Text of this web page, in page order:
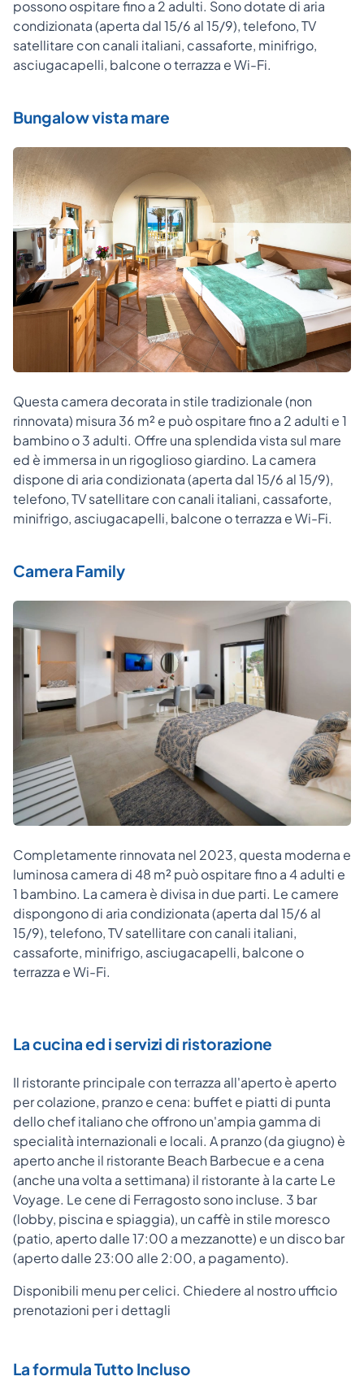
possono ospitare fino a 2 adulti. Sono dotate di aria
condizionata (aperta dal 15/6 al 15/9), telefono, TV
satellitare con canali italiani, cassaforte, minifrigo,
asciugacapelli, balcone o terrazza e Wi-Fi.
Bungalow vista mare
Questa camera decorata in stile tradizionale (non
rinnovata) misura 36 m² e può ospitare fino a 2 adulti e 1
bambino o 3 adulti. Offre una splendida vista sul mare
ed è immersa in un rigoglioso giardino. La camera
dispone di aria condizionata (aperta dal 15/6 al 15/9),
telefono, TV satellitare con canali italiani, cassaforte,
minifrigo, asciugacapelli, balcone o terrazza e Wi-Fi.
Camera Family
Completamente rinnovata nel 2023, questa moderna e
luminosa camera di 48 m² può ospitare fino a 4 adulti e
1 bambino. La camera è divisa in due parti. Le camere
dispongono di aria condizionata (aperta dal 15/6 al
15/9), telefono, TV satellitare con canali italiani,
cassaforte, minifrigo, asciugacapelli, balcone o
terrazza e Wi-Fi.
La cucina ed i servizi di ristorazione
Il ristorante principale con terrazza all'aperto è aperto
per colazione, pranzo e cena: buffet e piatti di punta
dello chef italiano che offrono un'ampia gamma di
specialità internazionali e locali. A pranzo (da giugno) è
aperto anche il ristorante Beach Barbecue e a cena
(anche una volta a settimana) il ristorante à la carte Le
Voyage. Le cene di Ferragosto sono incluse. 3 bar
(lobby, piscina e spiaggia), un caffè in stile moresco
(patio, aperto dalle 17:00 a mezzanotte) e un disco bar
(aperto dalle 23:00 alle 2:00, a pagamento).
Disponibili menu per celici. Chiedere al nostro ufficio
prenotazioni per i dettagli
La formula Tutto Incluso